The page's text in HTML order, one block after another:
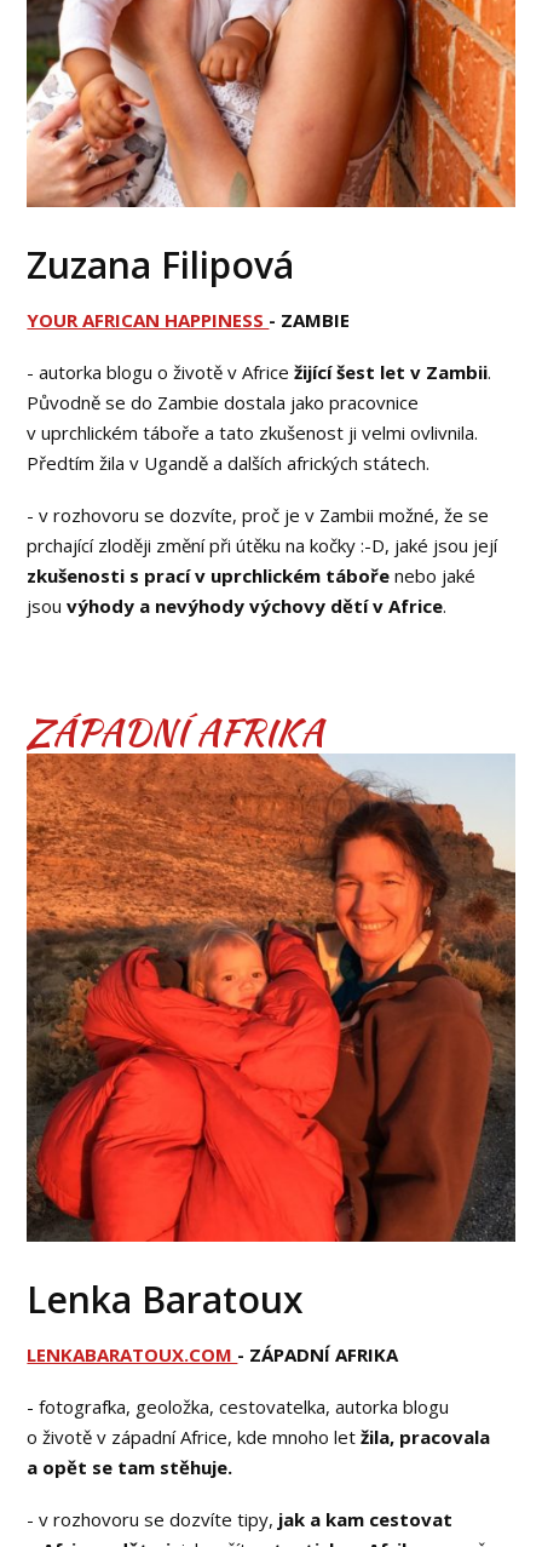
Zuzana Filipová
YOUR AFRICAN HAPPINESS - ZAMBIE
- autorka blogu o životě v Africe žijící šest let v Zambii.
Původně se do Zambie dostala jako pracovnice
v uprchlickém táboře a tato zkušenost ji velmi ovlivnila.
Předtím žila v Ugandě a dalších afrických státech.
- v rozhovoru se dozvíte, proč je v Zambii možné, že se
prchající zloději změní při útěku na kočky :-D, jaké jsou její
zkušenosti s prací v uprchlickém táboře nebo jaké
jsou výhody a nevýhody výchovy dětí v Africe.
ZÁPADNÍ AFRIKA
Lenka Baratoux
LENKABARATOUX.COM - ZÁPADNÍ AFRIKA
- fotografka, geoložka, cestovatelka, autorka blogu
o životě v západní Africe, kde mnoho letžila, pracovala
a opět se tam stěhuje.
- v rozhovoru se dozvíte tipy, jak a kam cestovat